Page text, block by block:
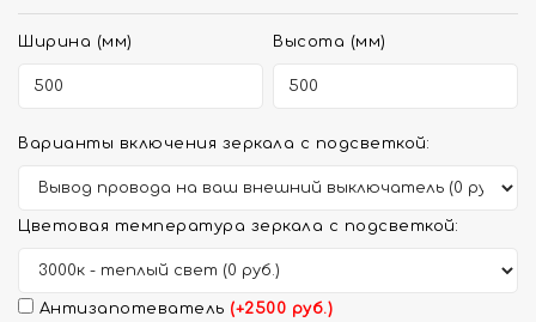
Ширина (мм) Высота (мм)
Варианты включения зеркала с подсветкой:
Цветовая температура зеркала с подсветкой:
Антизапотеватель (+2500 руб.)